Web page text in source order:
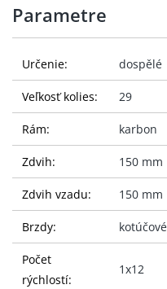
Parametre
Určenie: dospělé
Veľkosť kolies: 29
Rám: karbon
Zdvih: 150 mm
Zdvih vzadu: 150 mm
Brzdy: kotúčové
Počet
rýchlostí:
1x12